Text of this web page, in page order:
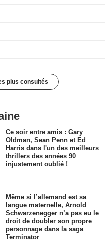
plus consultés
Ce soir entre amis : Gary
Oldman, Sean Penn et Ed
Harris dans l'un des meilleurs
thrillers des années 90
injustement oublié !
Même si l’allemand est sa
langue maternelle, Arnold
Schwarzenegger n’a pas eu le
droit de doubler son propre
personnage dans la saga
Terminator